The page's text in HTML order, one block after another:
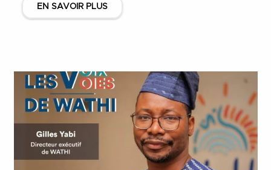
EN SAVOIR PLUS